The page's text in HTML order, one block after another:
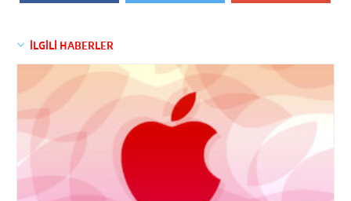
İLGİLİ HABERLER